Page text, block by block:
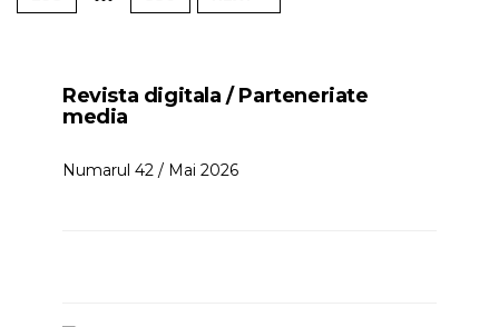
Revista digitala / Parteneriate
media
Numarul 42 / Mai 2026